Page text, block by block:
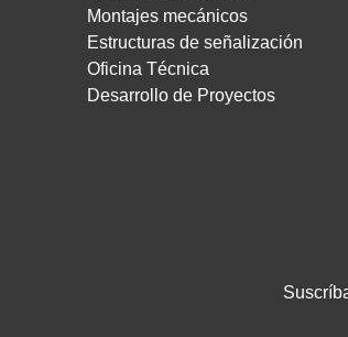
Montajes mecánicos
Estructuras de señalización
Oficina Técnica
Desarrollo de Proyectos